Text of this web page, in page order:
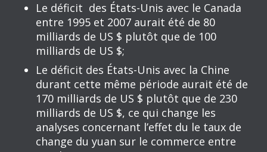
Le déficit des États-Unis avec le Canada
entre 1995 et 2007 aurait été de 80
milliards de US $ plutôt que de 100
milliards de US $;
Le déficit des États-Unis avec la Chine
durant cette même période aurait été de
170 milliards de US $ plutôt que de 230
milliards de US $, ce qui change les
analyses concernant l’effet du le taux de
change du yuan sur le commerce entre